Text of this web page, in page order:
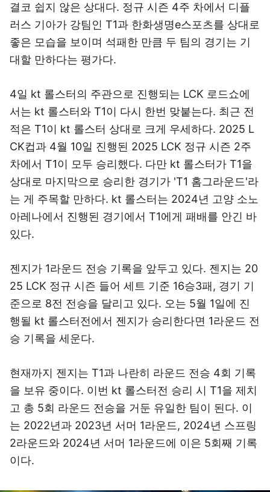
결코 쉽지 않은 상대다. 정규 시즌 4주 차에서 디플
러스 기아가 강팀인 T1과 한화생명e스포츠를 상대로
좋은 모습을 보이며 석패한 만큼 두 팀의 경기는 기
대할 만하다는 평가다.
4일 kt 롤스터의 주관으로 진행되는 LCK 로드쇼에
서는 kt 롤스터와 T1이 다시 한번 맞붙는다. 최근 전
적은 T1이 kt 롤스터 상대로 크게 우세하다. 2025 L
CK컵과 4월 10일 진행된 2025 LCK 정규 시즌 2주
차에서 T1이 모두 승리했다. 다만 kt 롤스터가 T1을
상대로 마지막으로 승리한 경기가 'T1 홈그라운드'라
는 게 주목할 만하다. kt 롤스터는 2024년 고양 소노
아레나에서 진행된 경기에서 T1에게 패배를 안긴 바
있다.
젠지가 1라운드 전승 기록을 앞두고 있다. 젠지는 20
25 LCK 정규 시즌 들어 세트 기준 16승3패, 경기 기
준으로 8전 전승을 달리고 있다. 오는 5월 1일에 진
행될 kt 롤스터전에서 젠지가 승리한다면 1라운드 전
승 기록을 세운다.
현재까지 젠지는 T1과 나란히 라운드 전승 4회 기록
을 보유 중이다. 이번 kt 롤스터전 승리 시 T1을 제치
고 총 5회 라운드 전승을 거둔 유일한 팀이 된다. 이
는 2022년과 2023년 서머 1라운드, 2024년 스프링
2라운드와 2024년 서머 1라운드에 이은 5회째 기록
이다.